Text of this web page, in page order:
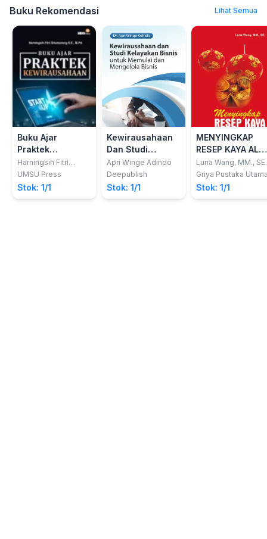
Buku Rekomendasi Lihat Semua
Buku Ajar
Praktek
Kewirausahaan
Harningsih Fitri
Situmorang, S.E.,
UMSU Press
Stok: 1/1
Kewirausahaan
Dan Studi
Kelayakan Bisnis
Untuk Memulai
Dan Mengelola
Bisnis
Apri Winge Adindo
Deepublish
Stok: 1/1
MENYINGKAP
RESEP KAYA ALA
ORANG CINA
Luna Wang, MM., SE.
Griya Pustaka
Stok: 1/1